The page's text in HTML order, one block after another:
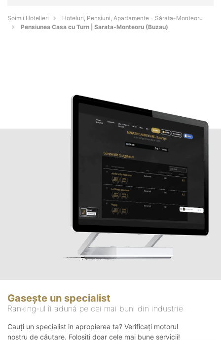
Șoimii Hotelieri
Hoteluri, Pensiuni, Apartamente - Sărata-Monteoru
Pensiunea Casa cu Turn | Sarata-Monteoru (Buzau)
Gasește un specialist
Ranking-ul îi adună pe cei mai buni din industrie
Cauți un specialist in apropierea ta? Verificați motorul
nostru de căutare. Folosiți doar cele mai bune servicii!